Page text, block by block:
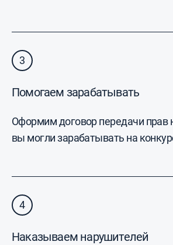
3
Помогаем зарабатывать
Оформим договор передачи прав
вы могли зарабатывать на
4
Наказываем нарушителей